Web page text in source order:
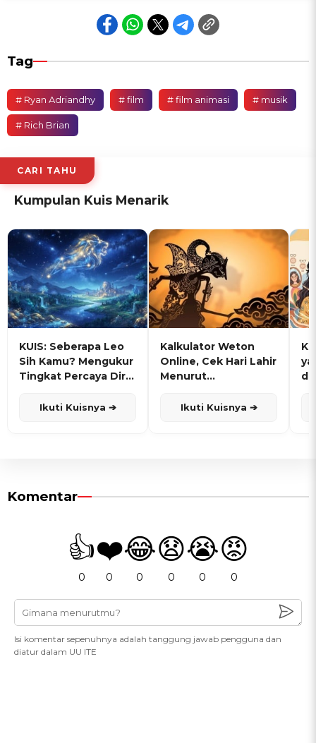
Tag
# Ryan Adriandhy # film # film animasi # musik
# Rich Brian
CARI TAHU
Kumpulan Kuis Menarik
KUIS: Seberapa Leo
Sih Kamu? Mengukur
Tingkat Percaya Diri
Ikuti Kuisnya ➔
Kalkulator Weton
Online, Cek Hari Lahir
Menurut
Ikuti Kuisnya ➔
Komentar
👍
0
❤️
0
😂
0
😧
0
😭
0
😡
0
Isi komentar sepenuhnya adalah tanggung jawab pengguna dan
diatur dalam UU ITE